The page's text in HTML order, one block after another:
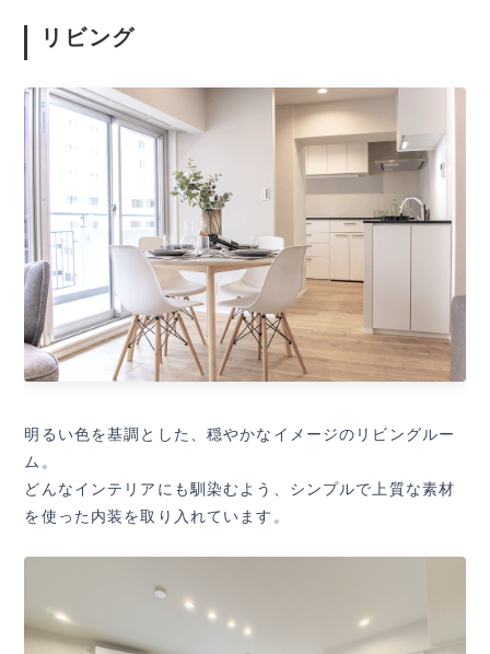
リビング
明るい色を基調とした、穏やかなイメージのリビングルー
ム。
どんなインテリアにも馴染むよう、シンプルで上質な素材
を使った内装を取り入れています。